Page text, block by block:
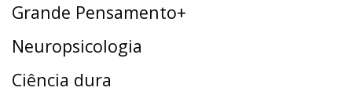
Grande Pensamento+
Neuropsicologia
Ciência dura